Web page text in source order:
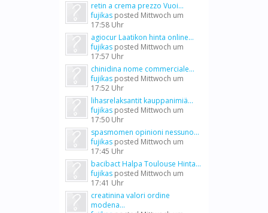
retin a crema prezzo Vuoi...
fujikas posted Mittwoch um
17:58 Uhr
agiocur Laatikon hinta online...
fujikas posted Mittwoch um
17:57 Uhr
chinidina nome commerciale...
fujikas posted Mittwoch um
17:52 Uhr
lihasrelaksantit kauppanimiä...
fujikas posted Mittwoch um
17:50 Uhr
spasmomen opinioni nessuno...
fujikas posted Mittwoch um
17:45 Uhr
bacibact Halpa Toulouse Hinta...
fujikas posted Mittwoch um
17:41 Uhr
creatinina valori ordine
modena...